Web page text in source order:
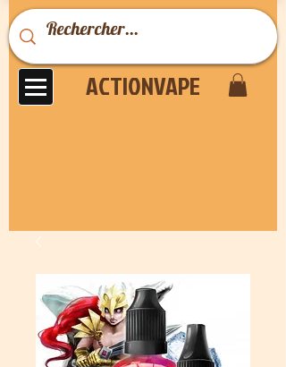
ACTIONVAPE